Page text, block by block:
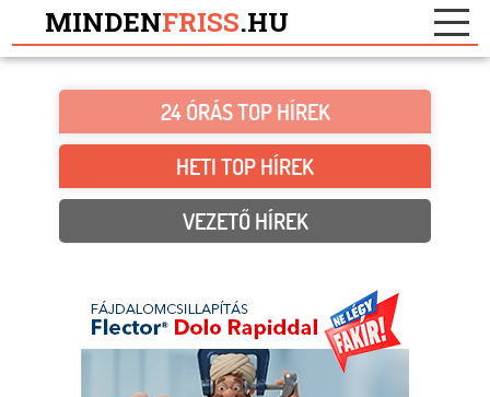
MINDENFRISS.HU
24 ÓRÁS TOP HÍREK
HETI TOP HÍREK
VEZETŐ HÍREK